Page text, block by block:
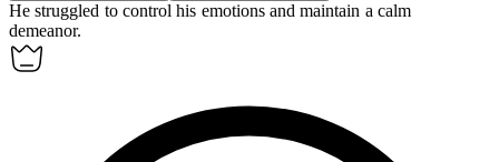
He struggled to control his emotions and maintain a calm
demeanor.